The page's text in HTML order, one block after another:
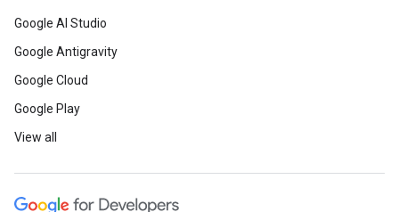
Google AI Studio
Google Antigravity
Google Cloud
Google Play
View all